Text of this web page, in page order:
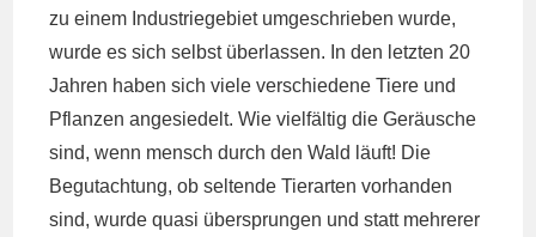
zu einem Industriegebiet umgeschrieben wurde,
wurde es sich selbst überlassen. In den letzten 20
Jahren haben sich viele verschiedene Tiere und
Pflanzen angesiedelt. Wie vielfältig die Geräusche
sind, wenn mensch durch den Wald läuft! Die
Begutachtung, ob seltende Tierarten vorhanden
sind, wurde quasi übersprungen und statt mehrerer